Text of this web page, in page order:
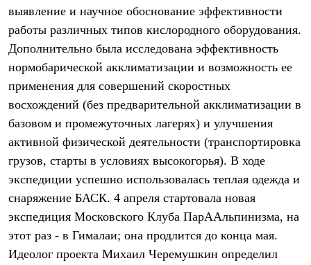
Термобелье
Теплое термобелье
Среднее термобелье
Легкое термобелье
Лёгкая одежда
Футболки
Толстовки
Брюки
Женская одежда
Утепленная пухом
Куртки
Жилеты
Утепленная синтетикой
Брюки
Штормовая одежда
выявление и научное обоснование эффективности
работы различных типов кислородного оборудования.
Дополнительно была исследована эффективность
нормобарической акклиматизации и возможность ее
применения для совершений скоростных
восхождений (без предварительной акклиматизации в
базовом и промежуточных лагерях) и улучшения
активной физической деятельности (транспортировка
грузов, старты в условиях высокогорья). В ходе
экспедиции успешно использовалась теплая одежда и
снаряжение БАСК. 4 апреля стартовала новая
экспедиция Московского Клуба ПарААльпинизма, на
этот раз - в Гималаи; она продлится до конца мая.
Идеолог проекта Михаил Черемушкин определил